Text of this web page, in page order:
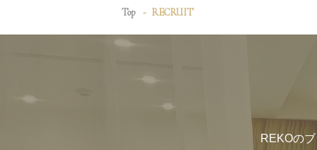
Top RECRUIT
REKOの